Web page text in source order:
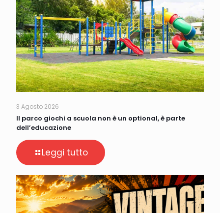
3 Agosto 2026
Il parco giochi a scuola non è un optional, è parte
dell’educazione
Leggi tutto